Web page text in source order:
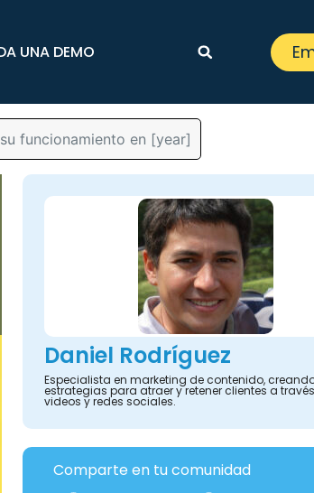
UNA DEMO
funcionamiento en [year]
Daniel Rodríguez
Especialista en marketing de contenido,
estrategias para atraer y retener clientes a
videos y redes sociales.
Comparte en tu comunidad